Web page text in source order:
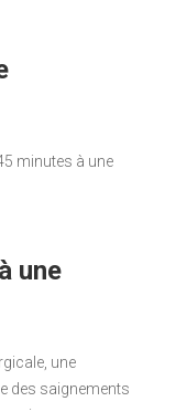
minutes à une
une
une
des saignements